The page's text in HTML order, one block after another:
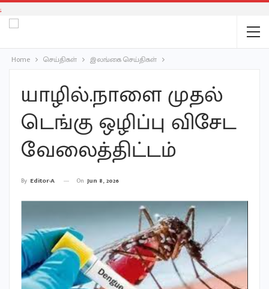
;
Home செய்திகள் இலங்கை செய்திகள்
யாழில்.நாளை முதல்
டெங்கு ஒழிப்பு விசேட
வேலைத்திட்டம்
By Editor-A On Jun 8, 2026